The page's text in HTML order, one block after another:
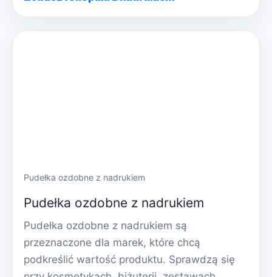
Pudełka ozdobne z nadrukiem
Pudełka ozdobne z nadrukiem
Pudełka ozdobne z nadrukiem są
przeznaczone dla marek, które chcą
podkreślić wartość produktu. Sprawdzą się